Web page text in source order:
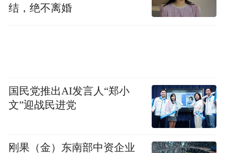
结，绝不离婚
国民党推出AI发言人“郑小
文”迎战民进党
刚果（金）东南部中资企业